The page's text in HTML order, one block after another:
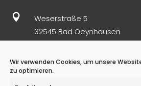
Wir verwenden Cookies, um unsere
zu optimieren.

Weserstraße 5
32545 Bad Oeynhausen
0171 – 82 171 61
 info@schnoelzer-